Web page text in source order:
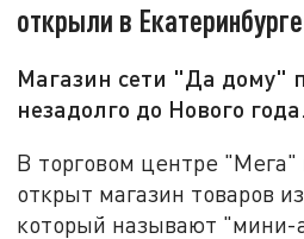
открыли в Екатеринбурге
Магазин сети "Да дому"
незадолго до Нового года.
В торговом центре "Мега"
открыт магазин товаров
который называют "мини-